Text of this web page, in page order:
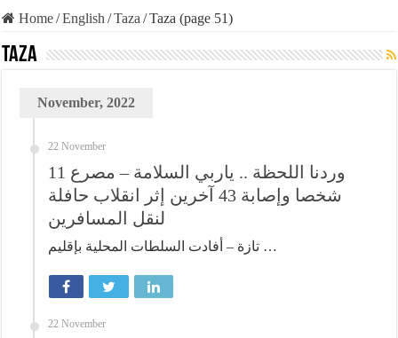
Home/English /Taza /Taza (page 51)
Taza
November, 2022
22 November
وردنا اللحظة .. ياربي السلامة – مصرع 11
شخصا وإصابة 43 آخرين إثر انقلاب حافلة
لنقل المسافرين
تازة – أفادت السلطات المحلية بإقليم …
22 November